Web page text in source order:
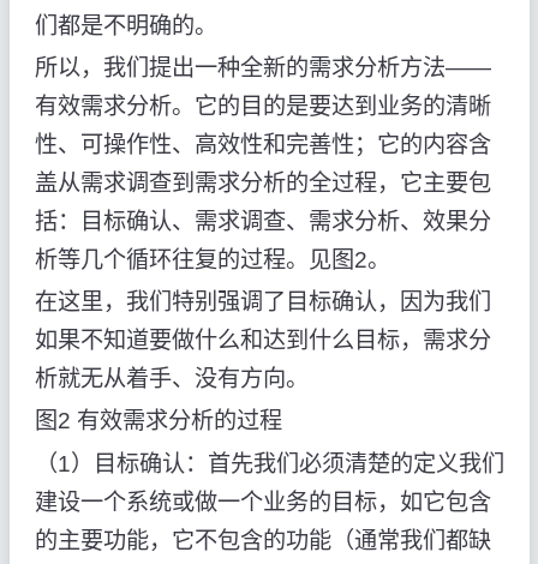
们都是不明确的。
所以，我们提出一种全新的需求分析方法——
有效需求分析。它的目的是要达到业务的清晰
性、可操作性、高效性和完善性；它的内容含
盖从需求调查到需求分析的全过程，它主要包
括：目标确认、需求调查、需求分析、效果分
析等几个循环往复的过程。见图2。
在这里，我们特别强调了目标确认，因为我们
如果不知道要做什么和达到什么目标，需求分
析就无从着手、没有方向。
图2 有效需求分析的过程
（1）目标确认：首先我们必须清楚的定义我们
建设一个系统或做一个业务的目标，如它包含
的主要功能，它不包含的功能（通常我们都缺